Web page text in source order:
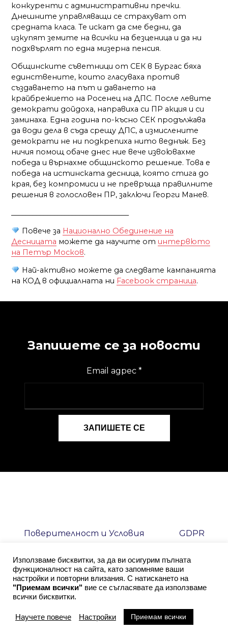
конкуренти с административни пречки.
Днешните управляващи се страхуват от
средната класа. Те искат да сме бедни, да
изкупят земите на всички на безценица и да ни
подхвърлят по една мизерна пенсия.
Общинските съветници от СЕК в Бургас бяха
единствените, които гласуваха против
създаването на път и даването на
крайбрежието на Росенец на ДПС. После левите
демократи дойдоха, направиха си ПР акция и си
заминаха. Една година по-късно СЕК продължава
да води дела в съда срещу ДПС, а измислените
демократи не ни подкрепиха нито веднъж. Без
ничия помощ обаче днес ние вече извоювахме
победа и върнахме общинското решение. Това е
победа на истинската десница, която стига до
края, без компромиси и не превръща правилните
решения в голословен ПР, заключи Георги Манев.
Повече за Национално Обединение на
Десницата можете да научите от интервюто
на Петър Москов.
Най-активно можете да следвате кампанията
на КОД в официалната ни Facebook страница.
Запишете се за новости
Email адрес *
Поверителност и Условия GDPR
Контакти Facebook
Използваме бисквитки, за да ви осигурим пълната
функционалност на сайта, като запомняме ваши
настройки и повторни влизания. С натискането на
"Приемам всички" вие се съгласявате да използваме
всички бисквитки.
Научете повече Настройки Приемам всички